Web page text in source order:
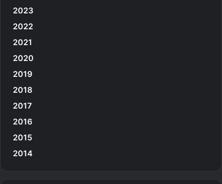
2023
2022
2021
2020
2019
2018
2017
2016
2015
2014